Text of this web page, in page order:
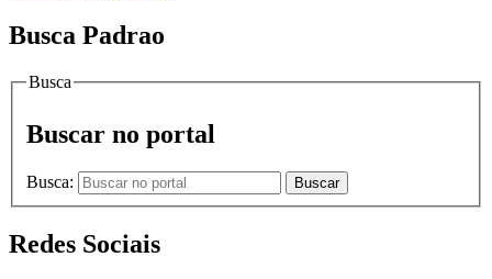
Busca Padrao
Busca
Buscar no portal
Busca: Buscar
Redes Sociais